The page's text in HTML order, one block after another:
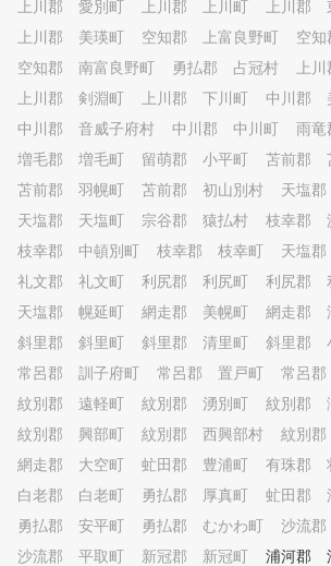
上川郡 愛別町
上川郡 上川町
上川郡
上川郡 美瑛町
空知郡 上富良野町
空
空知郡 南富良野町
勇払郡 占冠村
上
上川郡 剣淵町
上川郡 下川町
中川郡
中川郡 音威子府村
中川郡 中川町
雨
増毛郡 増毛町
留萌郡 小平町
苫前郡
苫前郡 羽幌町
苫前郡 初山別村
天塩
天塩郡 天塩町
宗谷郡 猿払村
枝幸郡
枝幸郡 中頓別町
枝幸郡 枝幸町
天塩
礼文郡 礼文町
利尻郡 利尻町
利尻郡
天塩郡 幌延町
網走郡 美幌町
網走郡
斜里郡 斜里町
斜里郡 清里町
斜里郡
常呂郡 訓子府町
常呂郡 置戸町
常呂
紋別郡 遠軽町
紋別郡 湧別町
紋別郡
紋別郡 興部町
紋別郡 西興部村
紋別
網走郡 大空町
虻田郡 豊浦町
有珠郡
白老郡 白老町
勇払郡 厚真町
虻田郡
勇払郡 安平町
勇払郡 むかわ町
沙流
沙流郡 平取町
新冠郡 新冠町
浦河郡